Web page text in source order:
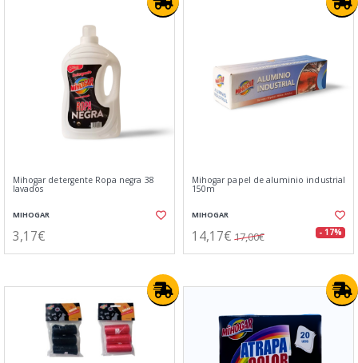
Mihogar detergente Ropa negra 38
lavados
MIHOGAR
3,17€
Mihogar papel de aluminio industrial
150m
MIHOGAR
14,17€ 17,00€ - 17%